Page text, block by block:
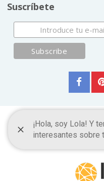
Suscríbete